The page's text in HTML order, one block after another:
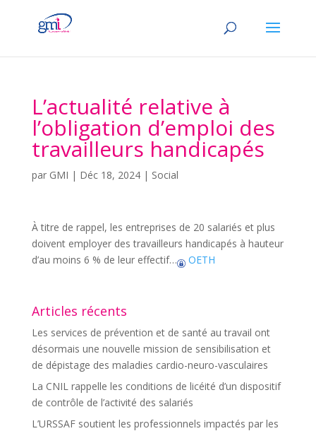
L’actualité relative à
l’obligation d’emploi des
travailleurs handicapés
par GMI | Déc 18, 2024| Social
À titre de rappel, les entreprises de 20 salariés et plus
doivent employer des travailleurs handicapés à hauteur
d’au moins 6 % de leur effectif…
OETH
Articles récents
Les services de prévention et de santé au travail ont
désormais une nouvelle mission de sensibilisation et
de dépistage des maladies cardio-neuro-vasculaires
La CNIL rappelle les conditions de licéité d’un dispositif
de contrôle de l’activité des salariés
L’URSSAF soutient les professionnels impactés par les